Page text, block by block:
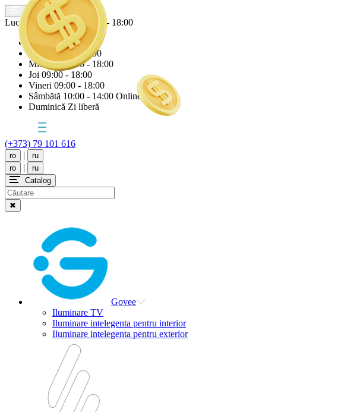
Lucrăm astăziVineri 09:00 - 18:00
Luni
09:00 - 18:00
Marți
09:00 - 18:00
Miercuri09:00 - 18:00
Joi 09:00 - 18:00
Vineri 09:00 - 18:00
Sâmbătă 10:00 - 14:00 Online
Duminică Zi liberă
(+373) 79 101 616
ro |
ru
ro
|
ru
Catalog
✖
Govee
Iluminare TV
Iluminare intelegenta pentru interior
Iluminare intelegenta pentru exterior